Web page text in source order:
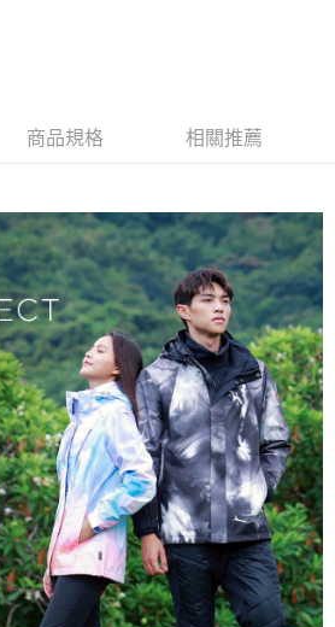
商品規格 相關推薦